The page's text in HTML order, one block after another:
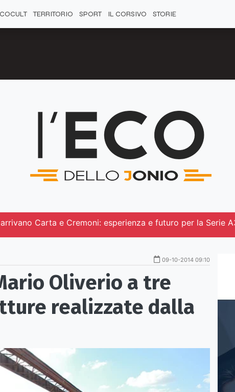
TERRITORIO SPORT IL CORSIVO STORIE
Carta e Cremoni: esperienza e futuro per la Serie
09-10-2014 09:10
Oliverio a tre
realizzate dalla